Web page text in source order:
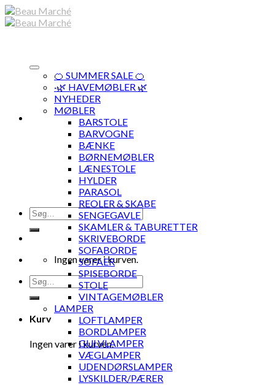
Skip
to
Søg
efter:
Ingen varer i kurven.
Søg
efter:
Kurv
Ingen varer i kurven.
🍊 SUMMER SALE 🍊
·🌿 HAVEMØBLER 🌿
NYHEDER
MØBLER
BARSTOLE
BARVOGNE
BÆNKE
BØRNEMØBLER
LÆNESTOLE
HYLDER
PARASOL
REOLER & SKABE
SENGEGAVLE
SKAMLER & TABURETTER
SKRIVEBORDE
SOFABORDE
SOFAER
SPISEBORDE
STOLE
VINTAGEMØBLER
LAMPER
LOFTLAMPER
BORDLAMPER
GULVLAMPER
VÆGLAMPER
UDENDØRSLAMPER
LYSKILDER/PÆRER